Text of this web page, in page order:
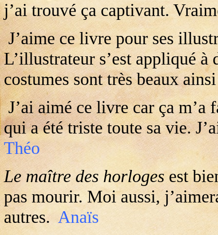
j’ai trouvé ça captivant.
J’aime ce livre pour ses
L’illustrateur s’est appliqué à
costumes sont très beaux
J’ai aimé ce livre car ça
qui a été triste toute sa vie.
Théo
Le maître des horloges est
pas mourir. Moi aussi,
autres. Anaïs